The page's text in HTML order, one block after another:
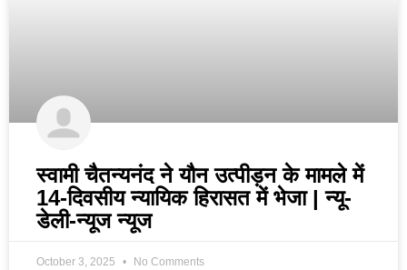
स्वामी चैतन्यनंद ने यौन उत्पीड़न के मामले में
14-दिवसीय न्यायिक हिरासत में भेजा | न्यू-
डेली-न्यूज न्यूज
October 3, 2025 No Comments